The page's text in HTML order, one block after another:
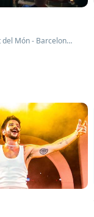
El Teatre més Petit del Món - Barcelona, Spain